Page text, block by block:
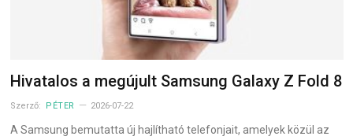
Hivatalos a megújult Samsung Galaxy Z Fold 8
Szerző: PÉTER 2026-07-22
A Samsung bemutatta új hajlítható telefonjait, amelyek közül az